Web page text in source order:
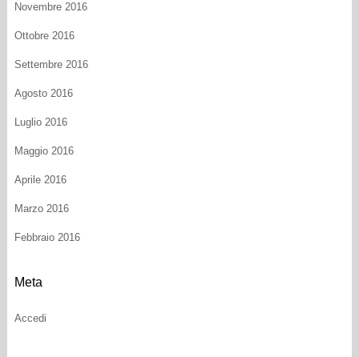
Novembre 2016
Ottobre 2016
Settembre 2016
Agosto 2016
Luglio 2016
Maggio 2016
Aprile 2016
Marzo 2016
Febbraio 2016
Meta
Accedi